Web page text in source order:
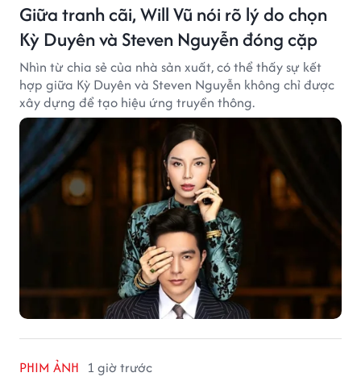
Giữa tranh cãi, Will Vũ nói rõ lý do chọn
Kỳ Duyên và Steven Nguyễn đóng cặp
Nhìn từ chia sẻ của nhà sản xuất, có thể thấy sự kết
hợp giữa Kỳ Duyên và Steven Nguyễn không chỉ được
xây dựng để tạo hiệu ứng truyền thông.
PHIM ẢNH 1 giờ trước